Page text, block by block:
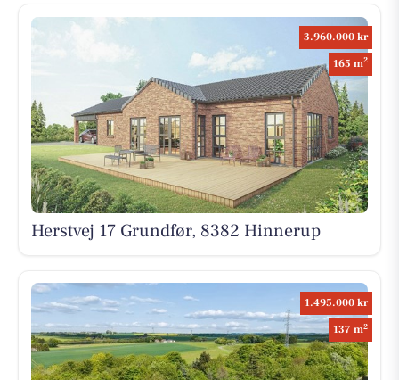
3.960.000 kr
165 m2
Herstvej 17 Grundfør, 8382 Hinnerup
1.495.000 kr
137 m2